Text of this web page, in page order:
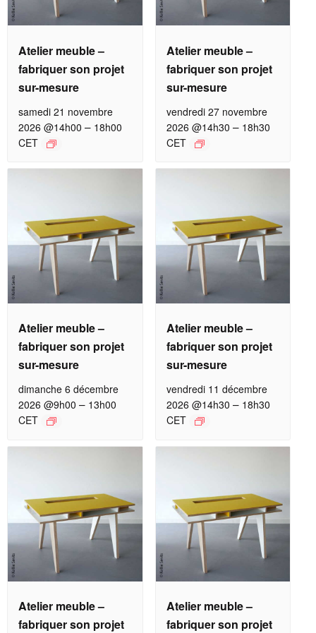
Atelier meuble –
fabriquer son projet
sur-mesure
samedi 21 novembre
2026 @14h00 – 18h00
CET
Atelier meuble –
fabriquer son projet
sur-mesure
vendredi 27 novembre
2026 @14h30 – 18h30
CET
Atelier meuble –
fabriquer son projet
sur-mesure
dimanche 6 décembre
2026 @9h00 – 13h00
CET
Atelier meuble –
fabriquer son projet
sur-mesure
vendredi 11 décembre
2026 @14h30 – 18h30
CET
Atelier meuble –
fabriquer son projet
Atelier meuble –
fabriquer son projet